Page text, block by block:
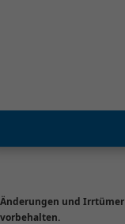
Änderungen und Irrtümer
vorbehalten.